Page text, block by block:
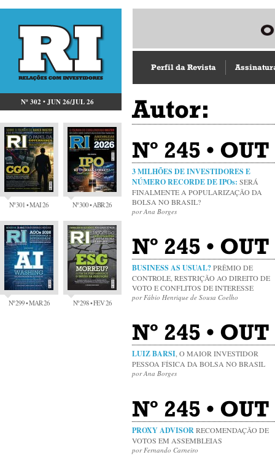
Nº 302 • JUN 26/JUL 26
Nº 301 • MAI 26 Nº 300 • ABR 26
Nº 299 • MAR 26 Nº 298 • FEV 26
Perfil da Revista
Autor:
Nº 245 •
3 MILHÕES DE INVESTIDORES E
NÚMERO RECORDE DE IPOs: SERÁ
FINALMENTE A POPULARIZAÇÃO DA
BOLSA NO BRASIL?
por Ana Borges
Nº 245 •
BUSINESS AS USUAL?PRÊMIO DE
CONTROLE, RESTRIÇÃO AO DIREITO DE
VOTO E CONFLITOS DE INTERESSE
por Fábio Henrique de Sousa Coelho
Nº 245 •
LUIZ BARSI, O MAIOR INVESTIDOR
PESSOA FÍSICA DA BOLSA NO BRASIL
por Ana Borges
Nº 245 •
PROXY ADVISORRECOMENDAÇÃO DE
VOTOS EM ASSEMBLEIAS
por Fernando Carneiro